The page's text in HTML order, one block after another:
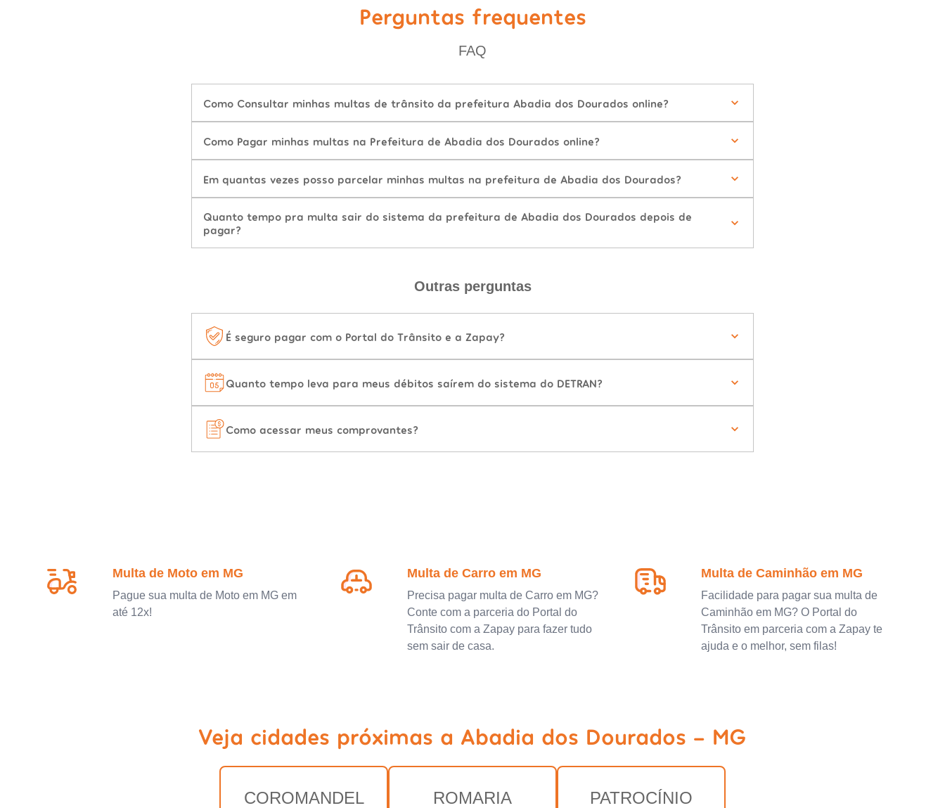
Perguntas frequentes
FAQ
Como Consultar minhas multas de trânsito da prefeitura Abadia dos Dourados online?
Como Pagar minhas multas na Prefeitura de Abadia dos Dourados online?
Em quantas vezes posso parcelar minhas multas na prefeitura de Abadia dos Dourados?
Quanto tempo pra multa sair do sistema da prefeitura de Abadia dos Dourados depois de
pagar?
Outras perguntas
É seguro pagar com o Portal do Trânsito e a Zapay?
Quanto tempo leva para meus débitos saírem do sistema do DETRAN?
Como acessar meus comprovantes?
Multa de Moto em MG
Pague sua multa de Moto em MG em
até 12x!
Multa de Carro em MG
Precisa pagar multa de Carro em MG?
Conte com a parceria do Portal do
Trânsito com a Zapay para fazer tudo
sem sair de casa.
Multa de Caminhão em MG
Facilidade para pagar sua multa de
Caminhão em MG? O Portal do
Trânsito em parceria com a Zapay te
ajuda e o melhor, sem filas!
Veja cidades próximas a Abadia dos Dourados - MG
COROMANDEL ROMARIA PATROCÍNIO